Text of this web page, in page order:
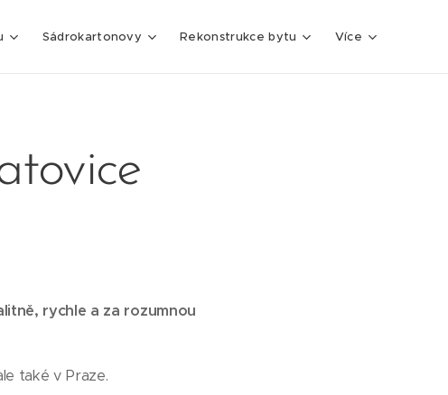
Sádrokartonovy Rekonstrukce bytu Více
rychle a za rozumnou
také v Praze.